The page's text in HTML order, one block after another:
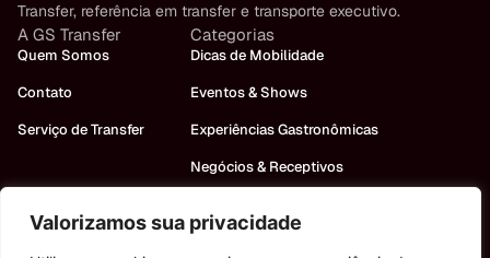
Valorizamos sua privacidade
Transfer, referência em transfer e transporte executivo.
A GS Transfer
Quem Somos
Contato
Serviço de Transfer
Categorias
Dicas de Mobilidade
Eventos & Shows
Experiências Gastronômicas
Negócios & Receptivos